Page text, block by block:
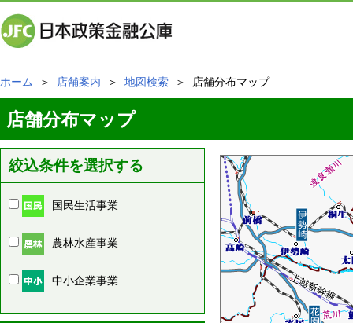
ホーム ＞ 店舗案内 ＞ 地図検索 ＞ 店舗分布マップ
店舗分布マップ
絞込条件を選択する
国民生活事業
農林水産事業
中小企業事業